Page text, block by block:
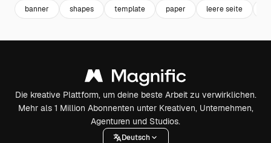
banner shapes template paper leere seite
Die kreative Plattform, um deine beste Arbeit zu verwirklichen.
Mehr als 1 Million Abonnenten unter Kreativen, Unternehmen,
Agenturen und Studios.
Deutsch